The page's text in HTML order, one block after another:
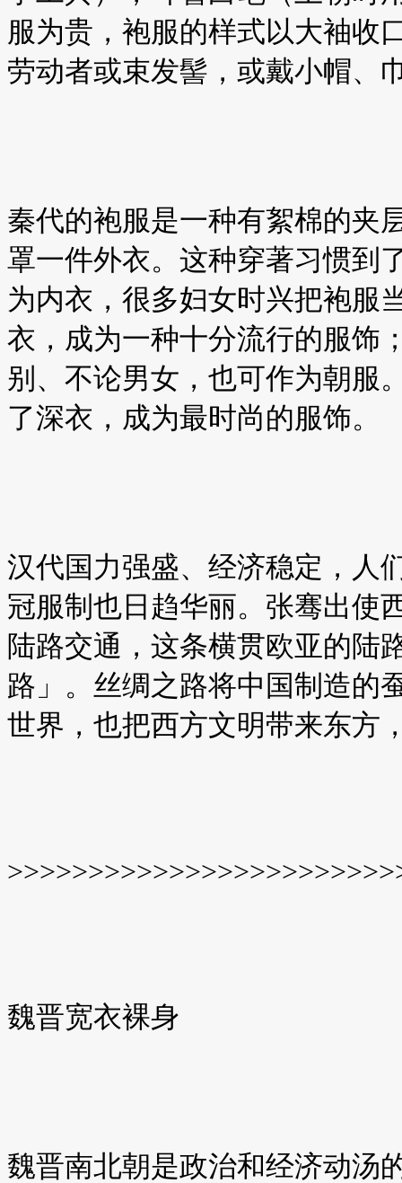
服为贵，袍服的样式以大袖收
劳动者或束发髻，或戴小帽、
秦代的袍服是一种有絮棉的夹
罩一件外衣。这种穿著习惯到
为内衣，很多妇女时兴把袍服
衣，成为一种十分流行的服饰
别、不论男女，也可作为朝服
了深衣，成为最时尚的服饰。
汉代国力强盛、经济稳定，人
冠服制也日趋华丽。张骞出使
陆路交通，这条横贯欧亚的陆
路」。丝绸之路将中国制造的
世界，也把西方文明带来东方
魏晋宽衣裸身
魏晋南北朝是政治和经济动汤